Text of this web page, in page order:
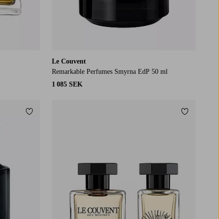
Le Couvent
Remarkable Perfumes Smyrna EdP 50 ml
1 085 SEK
Lägg till i favoriter Lägg till i